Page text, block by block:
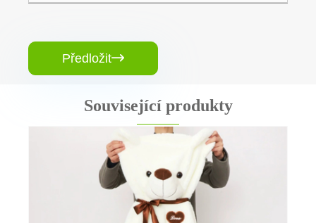
Předložit
Související produkty